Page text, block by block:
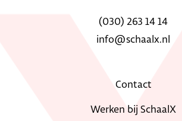
(030) 263 14 14
info@schaalx.nl
Contact
Werken bij SchaalX